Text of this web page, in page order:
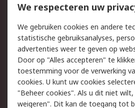
Bestellen
Track & Trace
Wettelijk
Cookiebeleid
Privacybeleid
We respecteren uw
We gebruiken cookies en andere
statistische gebruiksanalyses,
advertenties weer te geven op
Door op "Alles accepteren" te
toestemming voor de verwerking
cookies. U kunt uw cookies
"Beheer cookies". Als u dit niet
weigeren". Dit kan de toegang tot